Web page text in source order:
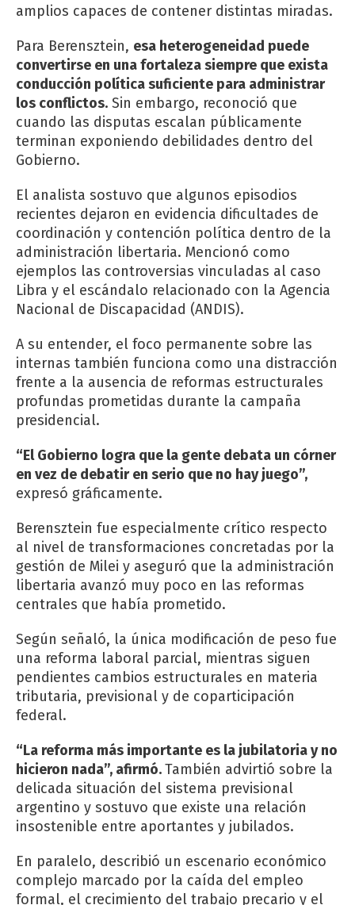
amplios capaces de contener distintas miradas.
Para Berensztein, esa heterogeneidad puede
convertirse en una fortaleza siempre que exista
conducción política suficiente para administrar
los conflictos. Sin embargo, reconoció que
cuando las disputas escalan públicamente
terminan exponiendo debilidades dentro del
Gobierno.
El analista sostuvo que algunos episodios
recientes dejaron en evidencia dificultades de
coordinación y contención política dentro de la
administración libertaria. Mencionó como
ejemplos las controversias vinculadas al caso
Libra y el escándalo relacionado con la Agencia
Nacional de Discapacidad (ANDIS).
A su entender, el foco permanente sobre las
internas también funciona como una distracción
frente a la ausencia de reformas estructurales
profundas prometidas durante la campaña
presidencial.
“El Gobierno logra que la gente debata un córner
en vez de debatir en serio que no hay juego”,
expresó gráficamente.
Berensztein fue especialmente crítico respecto
al nivel de transformaciones concretadas por la
gestión de Milei y aseguró que la administración
libertaria avanzó muy poco en las reformas
centrales que había prometido.
Según señaló, la única modificación de peso fue
una reforma laboral parcial, mientras siguen
pendientes cambios estructurales en materia
tributaria, previsional y de coparticipación
federal.
“La reforma más importante es la jubilatoria y no
hicieron nada”, afirmó.También advirtió sobre la
delicada situación del sistema previsional
argentino y sostuvo que existe una relación
insostenible entre aportantes y jubilados.
En paralelo, describió un escenario económico
complejo marcado por la caída del empleo
formal, el crecimiento del trabajo precario y el